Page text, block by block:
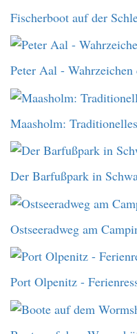
Fischerboot auf der
Peter Aal -
Maasholm:
Der Barfußpark in
Ostseeradweg am
Port Olpenitz -